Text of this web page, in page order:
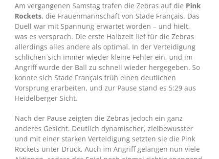
Am vergangenen Samstag trafen die Zebras auf die Pink
Rockets, die Frauenmannschaft von Stade Français. Das
Duell war mit Spannung erwartet worden – und hielt,
was es versprach. Die erste Halbzeit lief für die Zebras
allerdings alles andere als optimal. In der Verteidigung
schlichen sich immer wieder kleine Fehler ein, und im
Angriff wurde der Ball zu schnell wieder hergegeben. So
konnte sich Stade Français früh einen deutlichen
Vorsprung erarbeiten, und zur Pause stand es 5:29 aus
Heidelberger Sicht.
Nach der Pause zeigten die Zebras jedoch ein ganz
anderes Gesicht. Deutlich dynamischer, zielbewusster
und mit einer starken Verteidigung setzten sie die Pink
Rockets unter Druck. Auch im Angriff gelangen nun viele